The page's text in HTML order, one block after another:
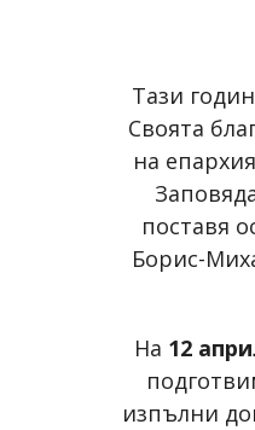
Тази
Своята
на
поставя
Борис-
На 12
изпълни